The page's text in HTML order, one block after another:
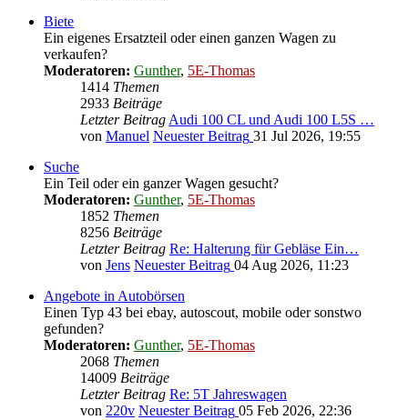
Biete
Ein eigenes Ersatzteil oder einen ganzen Wagen zu
verkaufen?
Moderatoren: Gunther, 5E-Thomas
1414 Themen
2933 Beiträge
Letzter BeitragAudi 100 CL und Audi 100 L5S …
von Manuel Neuester Beitrag 31 Jul 2026, 19:55
Suche
Ein Teil oder ein ganzer Wagen gesucht?
Moderatoren: Gunther, 5E-Thomas
1852 Themen
8256 Beiträge
Letzter Beitrag Re: Halterung für Gebläse Ein…
von Jens Neuester Beitrag 04 Aug 2026, 11:23
Angebote in Autobörsen
Einen Typ 43 bei ebay, autoscout, mobile oder sonstwo
gefunden?
Moderatoren: Gunther, 5E-Thomas
2068 Themen
14009 Beiträge
Letzter Beitrag Re: 5T Jahreswagen
von 220v Neuester Beitrag 05 Feb 2026, 22:36